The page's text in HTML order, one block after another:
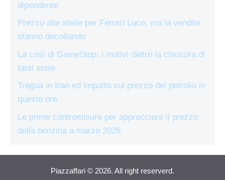
dipendente
Prezzo alle stelle per Ferrari Luce, ma la vendite
stanno decollando
La crisi di GameStop: i motivi dietro la chiusura di
tanti store
Tregua in Iran ed impatto sul prezzo del petrolio in
queste ore
Le prime contromisure per approcciare il prezzo
della benzina a marzo 2026
Piazzaffari © 2026. All right reserverd.